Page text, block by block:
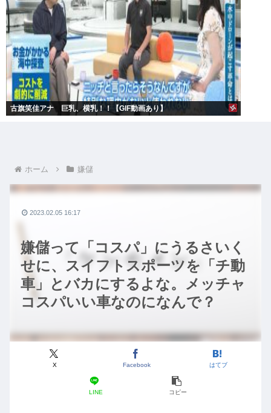
古旗笑佳アナ 巨乳、横乳！！【GIF動画あり】
ホーム 嫌儲
嫌儲って「コスパ」にうるさいく
せに、スイフトスポーツを「チ動
車」とバカにするよな。メッチャ
コスパいい車なのになんで？
X Facebook はてブ
LINE コピー
2023.02.05 16:17